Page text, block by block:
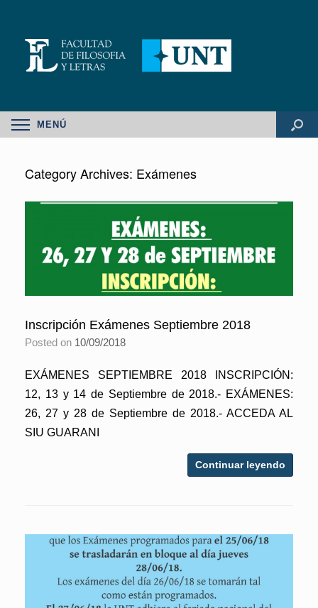
MENÚ
Category Archives: Exámenes
Inscripción Exámenes Septiembre 2018
Posted on 10/09/2018
EXÁMENES SEPTIEMBRE 2018 INSCRIPCIÓN:
12, 13 y 14 de Septiembre de 2018.- EXÁMENES:
26, 27 y 28 de Septiembre de 2018.- ACCEDA AL
SIU GUARANI
Continuar leyendo